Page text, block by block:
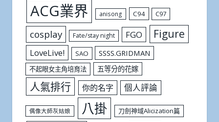
ACG業界 anisong C94 C97
cosplay Fate/stay night FGO Figure
LoveLive! SAO SSSS.GRIDMAN
不起眼女主角培育法 五等分的花嫁
人氣排行 你的名字 個人評論
偶像大師灰姑娘 八掛 刀劍神域Alicization篇